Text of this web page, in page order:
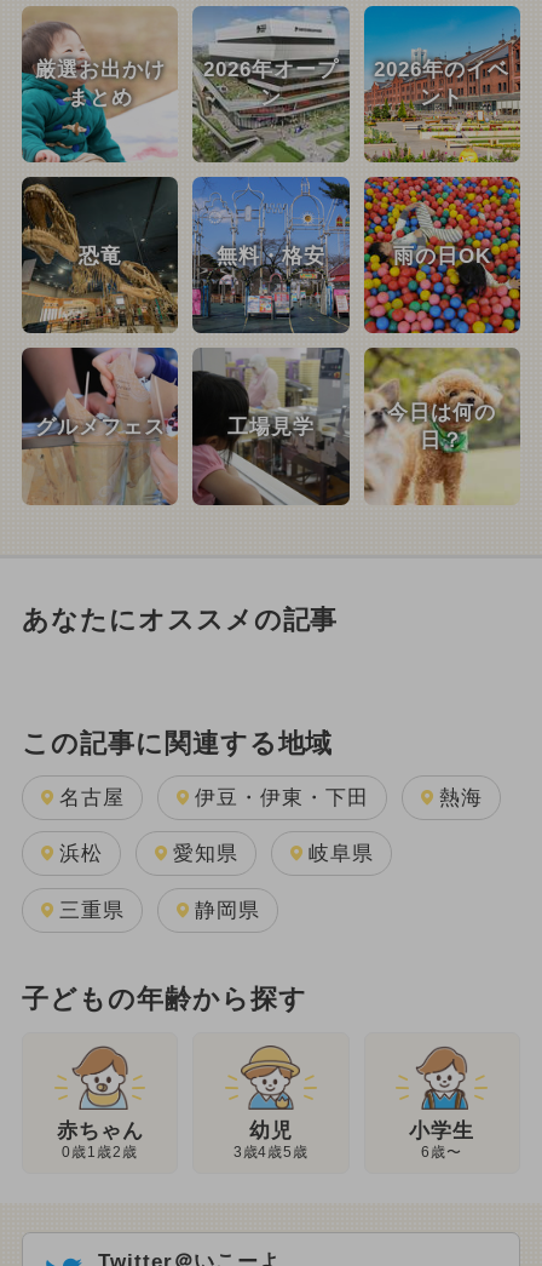
厳選お出かけ
まとめ
2026年オープ
ン
2026年のイベ
ント
恐竜 無料・格安 雨の日OK
グルメフェス 工場見学
今日は何の
日？
あなたにオススメの記事
この記事に関連する地域
名古屋 伊豆・伊東・下田 熱海
浜松 愛知県 岐阜県
三重県 静岡県
子どもの年齢から探す
赤ちゃん
0歳1歳2歳
幼児
3歳4歳5歳
小学生
6歳〜